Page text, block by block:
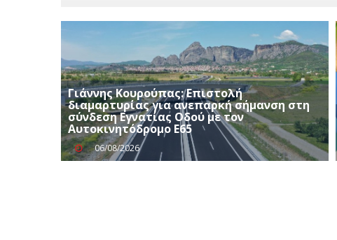
Γιάννης Κουρούπας: Επιστολή
διαμαρτυρίας για ανεπαρκή σήμανση στη
σύνδεση Εγνατίας Οδού με τον
Αυτοκινητόδρομο Ε65
06/08/2026